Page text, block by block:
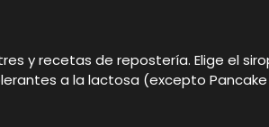
y recetas de repostería. Elige el
a la lactosa (excepto Pancake